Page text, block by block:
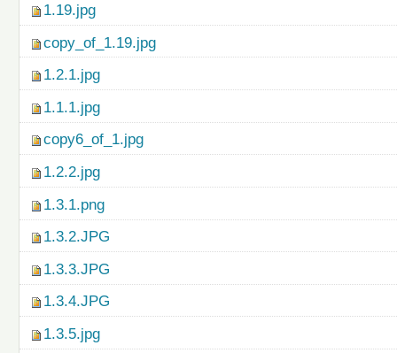
1.19.jpg
copy_of_1.19.jpg
1.2.1.jpg
1.1.1.jpg
copy6_of_1.jpg
1.2.2.jpg
1.3.1.png
1.3.2.JPG
1.3.3.JPG
1.3.4.JPG
1.3.5.jpg